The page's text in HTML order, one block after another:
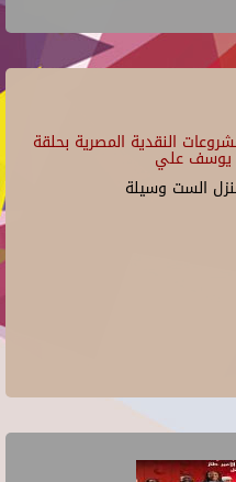
النقدية المصرية بحلقة
يوسف علي
الست وسيلة